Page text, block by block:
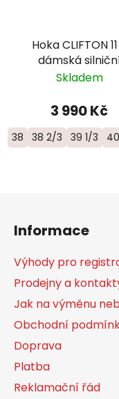
Hoka CLIFTON
dámská
objemová bota -
Skladem
3 990 Kč
38 38 2/3 39 1/3 40
Informace
Výhody pro
Prodejny a
Jak na výměnu
Obchodní
Doprava
Platba
Reklamační řád